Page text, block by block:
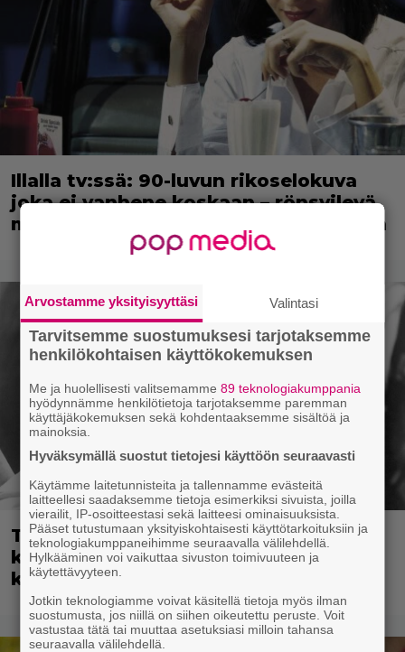
Illalla tv:ssä: 90-luvun rikoselokuva
joka ei vanhene koskaan – rönsyilevä
mestariteos kestää aikaa ja kulutusta
Tänään tv:ssä: Rikoselokuvan
klassikko vuodelta 1953 – Asialla
kulttiohjaaja Samuel Fuller
Arvostamme yksityisyyttäsi Valintasi
Tarvitsemme suostumuksesi tarjotaksemme
henkilökohtaisen käyttökokemuksen
Me ja huolellisesti valitsemamme89 teknologiakumppania
hyödynnämme henkilötietoja tarjotaksemme paremman
käyttäjäkokemuksen sekä kohdentaaksemme sisältöä ja
mainoksia.
Hyväksymällä suostut tietojesi käyttöön seuraavasti
Käytämme laitetunnisteita ja tallennamme evästeitä
laitteellesi saadaksemme tietoja esimerkiksi sivuista, joilla
vierailit, IP-osoitteestasi sekä laitteesi ominaisuuksista.
Pääset tutustumaan yksityiskohtaisesti käyttötarkoituksiin ja
teknologiakumppaneihimme seuraavalla välilehdellä.
Hylkääminen voi vaikuttaa sivuston toimivuuteen ja
käytettävyyteen.
Jotkin teknologiamme voivat käsitellä tietoja myös ilman
suostumusta, jos niillä on siihen oikeutettu peruste. Voit
vastustaa tätä tai muuttaa asetuksiasi milloin tahansa
seuraavalla välilehdellä.